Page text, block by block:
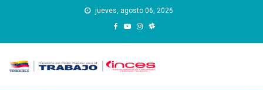
jueves, agosto 06, 2026
Instituto Nacional de
Capacitación y Educación